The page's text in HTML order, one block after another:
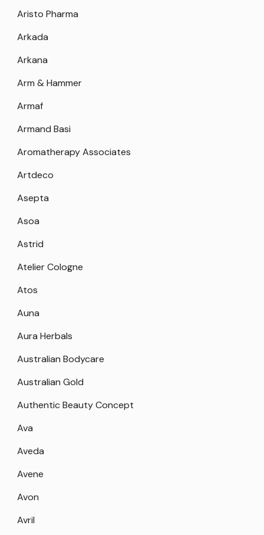
Aristo Pharma
Arkada
Arkana
Arm & Hammer
Armaf
Armand Basi
Aromatherapy Associates
Artdeco
Asepta
Asoa
Astrid
Atelier Cologne
Atos
Auna
Aura Herbals
Australian Bodycare
Australian Gold
Authentic Beauty Concept
Ava
Aveda
Avene
Avon
Avril